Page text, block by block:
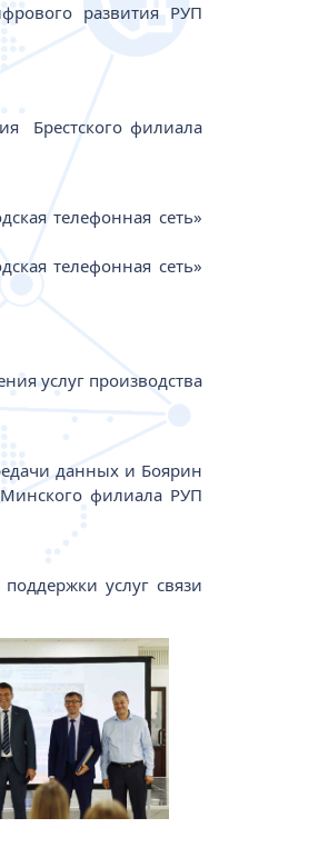
развития РУП
Брестского филиала
телефонная сеть»
телефонная сеть»
услуг производства
данных и Боярин
Минского филиала РУП
услуг связи